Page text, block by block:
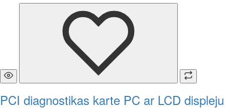
PCI diagnostikas karte PC ar LCD displeju